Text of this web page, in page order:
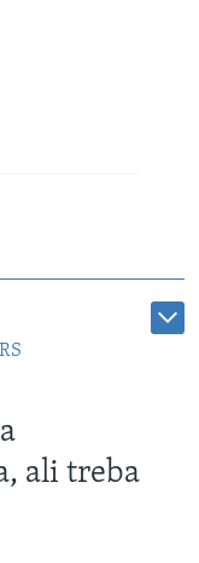
ali treba